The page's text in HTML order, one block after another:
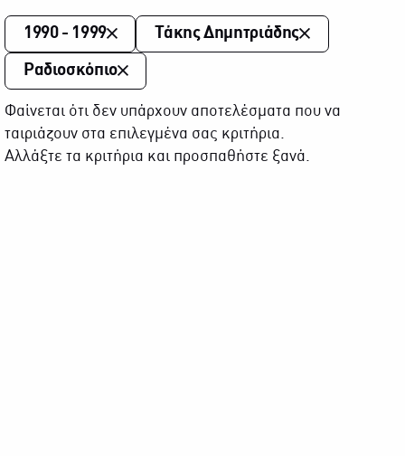
1990 - 1999 Τάκης Δημητριάδης
Ραδιοσκόπιο
Φαίνεται ότι δεν υπάρχουν αποτελέσματα που να
ταιριάζουν στα επιλεγμένα σας κριτήρια.
Αλλάξτε τα κριτήρια και προσπαθήστε ξανά.